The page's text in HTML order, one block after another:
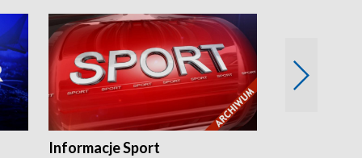
Informacje Sport